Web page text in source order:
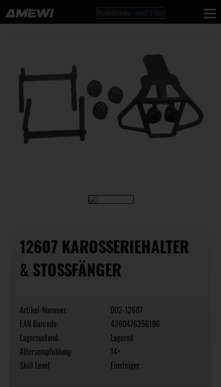
12607 KAROSSERIEHALTER
& STOSSFÄNGER
Artikel-Nummer:
002-12607
EAN Barcode:
4260476356186
Lagerzustand:
Lagernd
Altersempfehlung:
14+
Skill Level
Einsteiger